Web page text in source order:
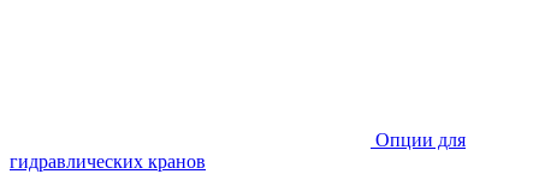
Опции для
гидравлических кранов